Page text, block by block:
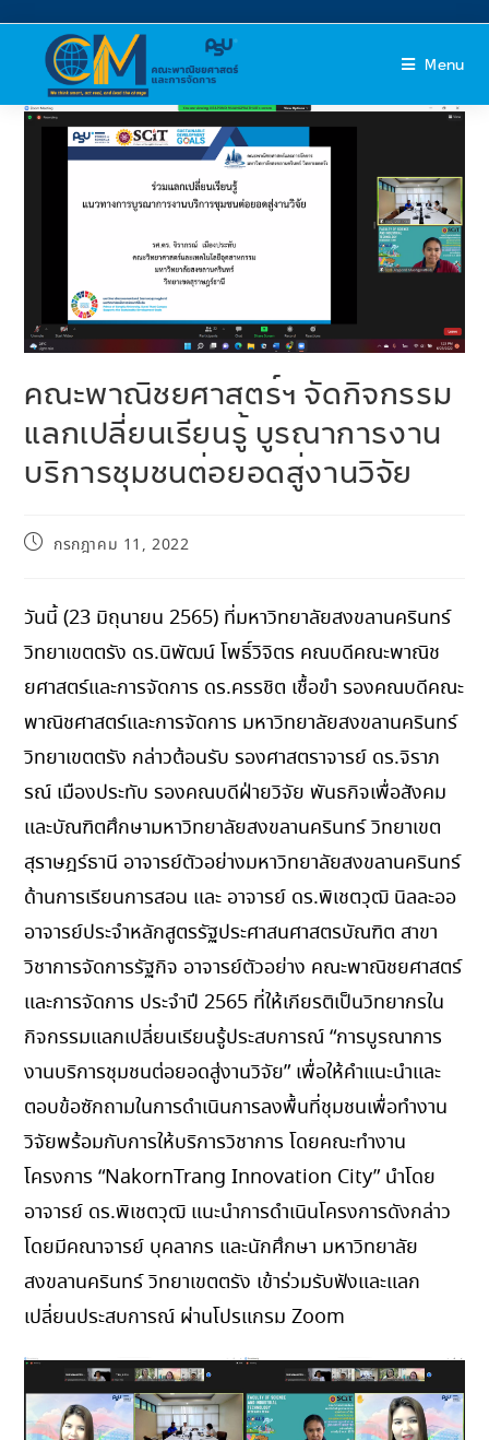
Menu
คณะพาณิชยศาสตร์ฯ จัดกิจกรรม
แลกเปลี่ยนเรียนรู้ บูรณาการงาน
บริการชุมชนต่อยอดสู่งานวิจัย
กรกฎาคม 11, 2022
วันนี้ (23 มิถุนายน 2565) ที่มหาวิทยาลัยสงขลานครินทร์
วิทยาเขตตรัง ดร.นิพัฒน์ โพธิ์วิจิตร คณบดีคณะพาณิช
ยศาสตร์และการจัดการ ดร.ครรชิต เชื้อขำ รองคณบดีคณะ
พาณิชศาสตร์และการจัดการ มหาวิทยาลัยสงขลานครินทร์
วิทยาเขตตรัง กล่าวต้อนรับ รองศาสตราจารย์ ดร.จิราภ
รณ์ เมืองประทับ รองคณบดีฝ่ายวิจัย พันธกิจเพื่อสังคม
และบัณฑิตศึกษามหาวิทยาลัยสงขลานครินทร์ วิทยาเขต
สุราษฎร์ธานี อาจารย์ตัวอย่างมหาวิทยาลัยสงขลานครินทร์
ด้านการเรียนการสอน และ อาจารย์ ดร.พิเชตวุฒิ นิลละออ
อาจารย์ประจำหลักสูตรรัฐประศาสนศาสตรบัณฑิต สาขา
วิชาการจัดการรัฐกิจ อาจารย์ตัวอย่าง คณะพาณิชยศาสตร์
และการจัดการ ประจำปี 2565 ที่ให้เกียรติเป็นวิทยากรใน
กิจกรรมแลกเปลี่ยนเรียนรู้ประสบการณ์ “การบูรณาการ
งานบริการชุมชนต่อยอดสู่งานวิจัย” เพื่อให้คำแนะนำและ
ตอบข้อซักถามในการดำเนินการลงพื้นที่ชุมชนเพื่อทำงาน
วิจัยพร้อมกับการให้บริการวิชาการ โดยคณะทำงาน
โครงการ “NakornTrang Innovation City” นำโดย
อาจารย์ ดร.พิเชตวุฒิ แนะนำการดำเนินโครงการดังกล่าว
โดยมีคณาจารย์ บุคลากร และนักศึกษา มหาวิทยาลัย
สงขลานครินทร์ วิทยาเขตตรัง เข้าร่วมรับฟังและแลก
เปลี่ยนประสบการณ์ ผ่านโปรแกรม Zoom